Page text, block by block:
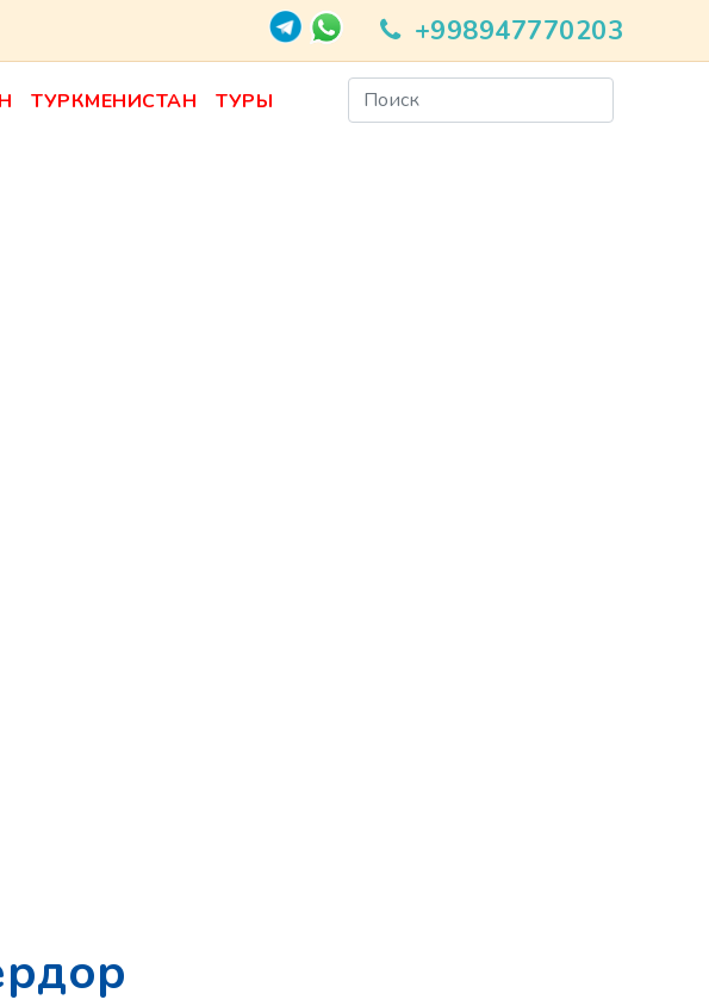
+998947770203
ТУРКМЕНИСТАН ТУРЫ